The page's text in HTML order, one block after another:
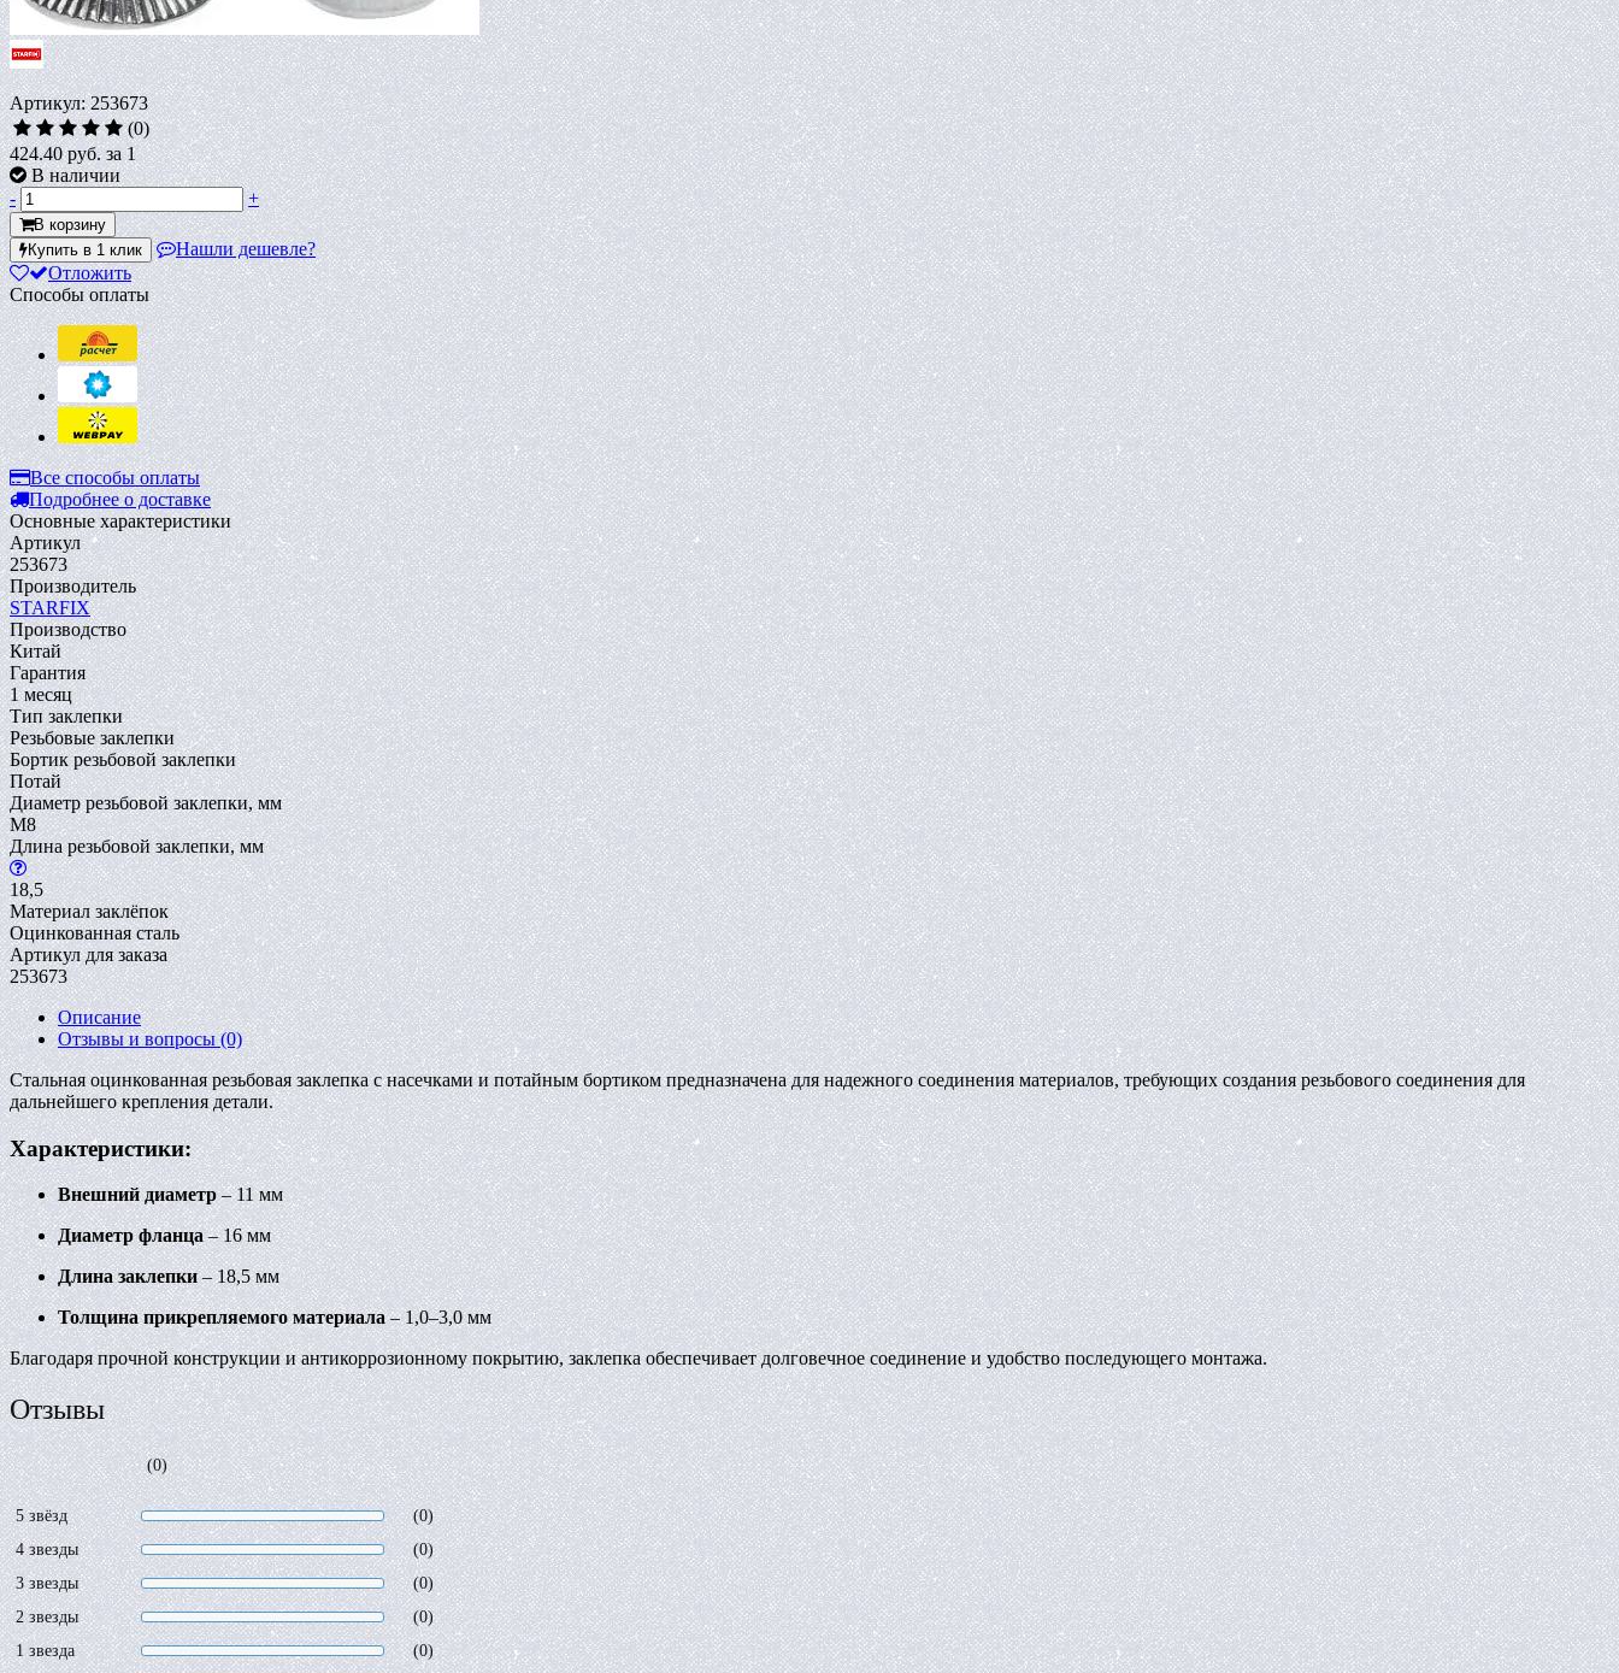
Артикул: 253673
(0)
424.40 руб.за 1
В наличии
-
+
В корзину
Купить в 1 клик
Нашли дешевле?
Отложить
Способы оплаты
Все способы оплаты
Подробнее о доставке
Основные характеристики
Артикул
253673
Производитель
STARFIX
Производство
Китай
Гарантия
1 месяц
Тип заклепки
Резьбовые заклепки
Бортик резьбовой заклепки
Потай
Диаметр резьбовой заклепки, мм
M8
Длина резьбовой заклепки, мм
18,5
Материал заклёпок
Оцинкованная сталь
Артикул для заказа
253673
Описание
Отзывы и вопросы(0)
Стальная оцинкованная резьбовая заклепка с насечками и потайным бортиком предназначена для надежного соединения материалов, требующих создания резьбового соединения для
дальнейшего крепления детали.
Характеристики:
Внешний диаметр– 11 мм
Диаметр фланца– 16 мм
Длина заклепки– 18,5 мм
Толщина прикрепляемого материала– 1,0–3,0 мм
Благодаря прочной конструкции и антикоррозионному покрытию, заклепка обеспечивает долговечное соединение и удобство последующего монтажа.
Отзывы
(0)
5 звёзд
(0)
4 звезды
(0)
3 звезды
(0)
2 звезды
(0)
1 звезда
(0)